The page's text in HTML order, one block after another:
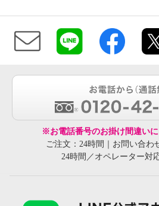
※お電話番号のお掛け間違いに
ご注文：24時間｜お問い合わ
24時間／オペレーター対